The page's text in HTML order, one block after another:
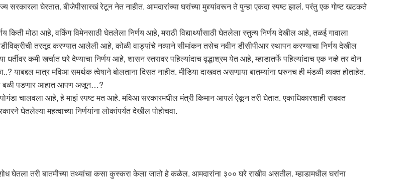
सरकारला घेरतात. बीजेपीसारखं रेटून नेत नाहीत. आमदारांच्या घरांच्या मुद्द्यांवरून ते पुन्हा एकदा स्पष्ट झालं. परंतु एक गोष्ट खटकते
मोठा आहे, वर्किंग विमेनसाठी घेतलेला निर्णय आहे, मराठी विद्यार्थ्यांसाठी घेतलेला स्तुत्य निर्णय देखील आहे, तळई गावाला
तरतूद करण्यात आलेली आहे, कोळी वाड्यांचे नव्याने सीमांकन तसेच नवीन डीसीपीआर स्थापन करण्याचा निर्णय देखील
धर्तीवर कमी खर्चात घरे देण्याचा निर्णय आहे, शासन स्तरावर पहिल्यांदाच वृद्धाश्रम येत आहे, म्हाडातर्फे पहिल्यांदाच एक नव्हे तर दोन
याबद्दल मात्र मविआ समर्थक त्वेषाने बोलताना दिसत नाहीत. मीडिया दाखवत असणार्‍या बातम्यांना धरुनच ही मंडळी व्यक्त होताहेत.
बळी पडणार आहात आपण अजून…?
चालवला आहे, हे माझं स्पष्ट मत आहे. मविआ सरकारमधील मंत्री किमान आपलं ऐकून तरी घेतात. एकाधिकारशाही राबवत
घेतलेल्या महत्वाच्या निर्णयांना लोकांपर्यंत देखील पोहोचवा.
घेतला तरी बातमीच्या तथ्यांचा कसा कुस्करा केला जातो हे कळेल. आमदारांना ३०० घरे राखीव असतील. म्हाडामधील घरांना